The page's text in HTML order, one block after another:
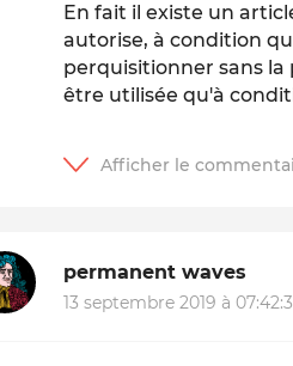
En fait il existe un
autorise, à condition
perquisitionner sans
être utilisée qu'à
permanent waves
13 septembre 2019 à